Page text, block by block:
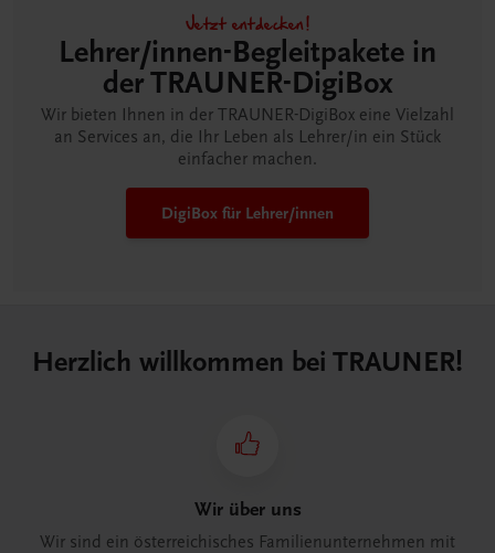
Jetzt entdecken!
Lehrer/innen-Begleitpakete in
der TRAUNER-DigiBox
Wir bieten Ihnen in der TRAUNER-DigiBox eine Vielzahl
an Services an, die Ihr Leben als Lehrer/in ein Stück
einfacher machen.
DigiBox für Lehrer/innen
Herzlich willkommen bei TRAUNER!
Wir über uns
Wir sind ein österreichisches Familienunternehmen mit